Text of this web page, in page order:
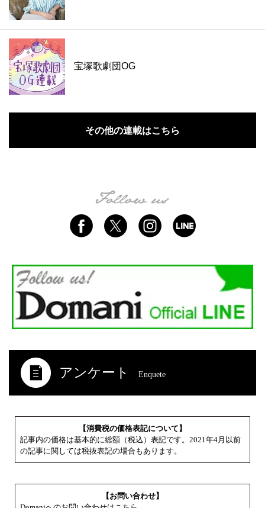
宝塚歌劇団OG
その他の連載はこちら
アンケート Enquete
【消費税の価格表記について】
記事内の価格は基本的に総額（税込）表記です。2021年4月以前
の記事に関しては税抜表記の場合もあります。
【お問い合わせ】